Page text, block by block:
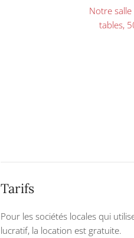
Notre
tables,
Tarifs
Pour les sociétés locales qui
lucratif, la location est gratuite.